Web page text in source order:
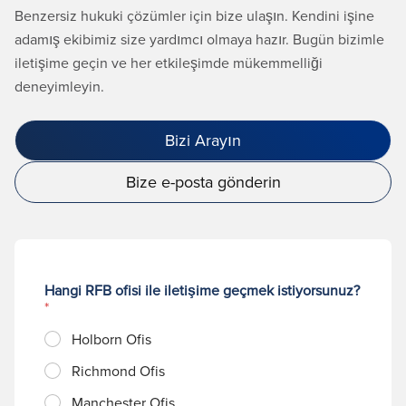
Benzersiz hukuki çözümler için bize ulaşın. Kendini işine
adamış ekibimiz size yardımcı olmaya hazır. Bugün bizimle
iletişime geçin ve her etkileşimde mükemmelliği
deneyimleyin.
Bizi Arayın
Bize e-posta gönderin
Hangi RFB ofisi ile iletişime geçmek istiyorsunuz?
*
Holborn Ofis
Richmond Ofis